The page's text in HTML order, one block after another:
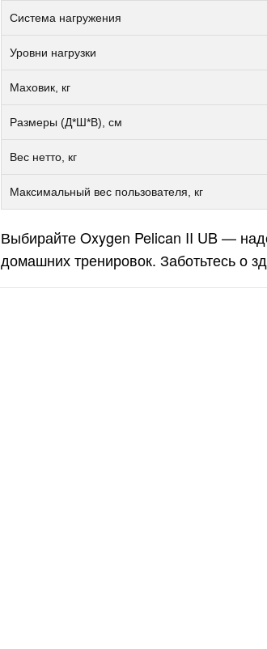
Эллиптический
Система нагружения
Уровни нагрузки
Маховик, кг
Размеры (Д*Ш*В), см
Вес нетто, кг
Максимальный вес пользователя, кг
Выбирайте Oxygen Pelican II UB —
домашних тренировок. Заботьтесь о